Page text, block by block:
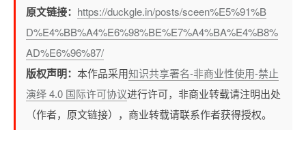
原文链接： https://duckgle.in/posts/sceen%E5%91%B
D%E4%BB%A4%E6%98%BE%E7%A4%BA%E4%B8%
AD%E6%96%87/
版权声明： 本作品采用知识共享署名-非商业性使用-禁止
演绎 4.0 国际许可协议进行许可，非商业转载请注明出处
（作者，原文链接），商业转载请联系作者获得授权。